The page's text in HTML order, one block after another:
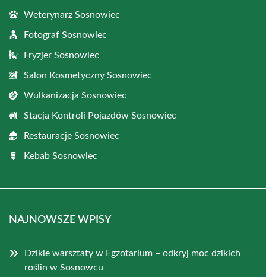
Weterynarz Sosnowiec
Fotograf Sosnowiec
Fryzjer Sosnowiec
Salon Kosmetyczny Sosnowiec
Wulkanizacja Sosnowiec
Stacja Kontroli Pojazdów Sosnowiec
Restauracje Sosnowiec
Kebab Sosnowiec
NAJNOWSZE WPISY
Dzikie warsztaty w Egzotarium – odkryj moc dzikich
roślin w Sosnowcu